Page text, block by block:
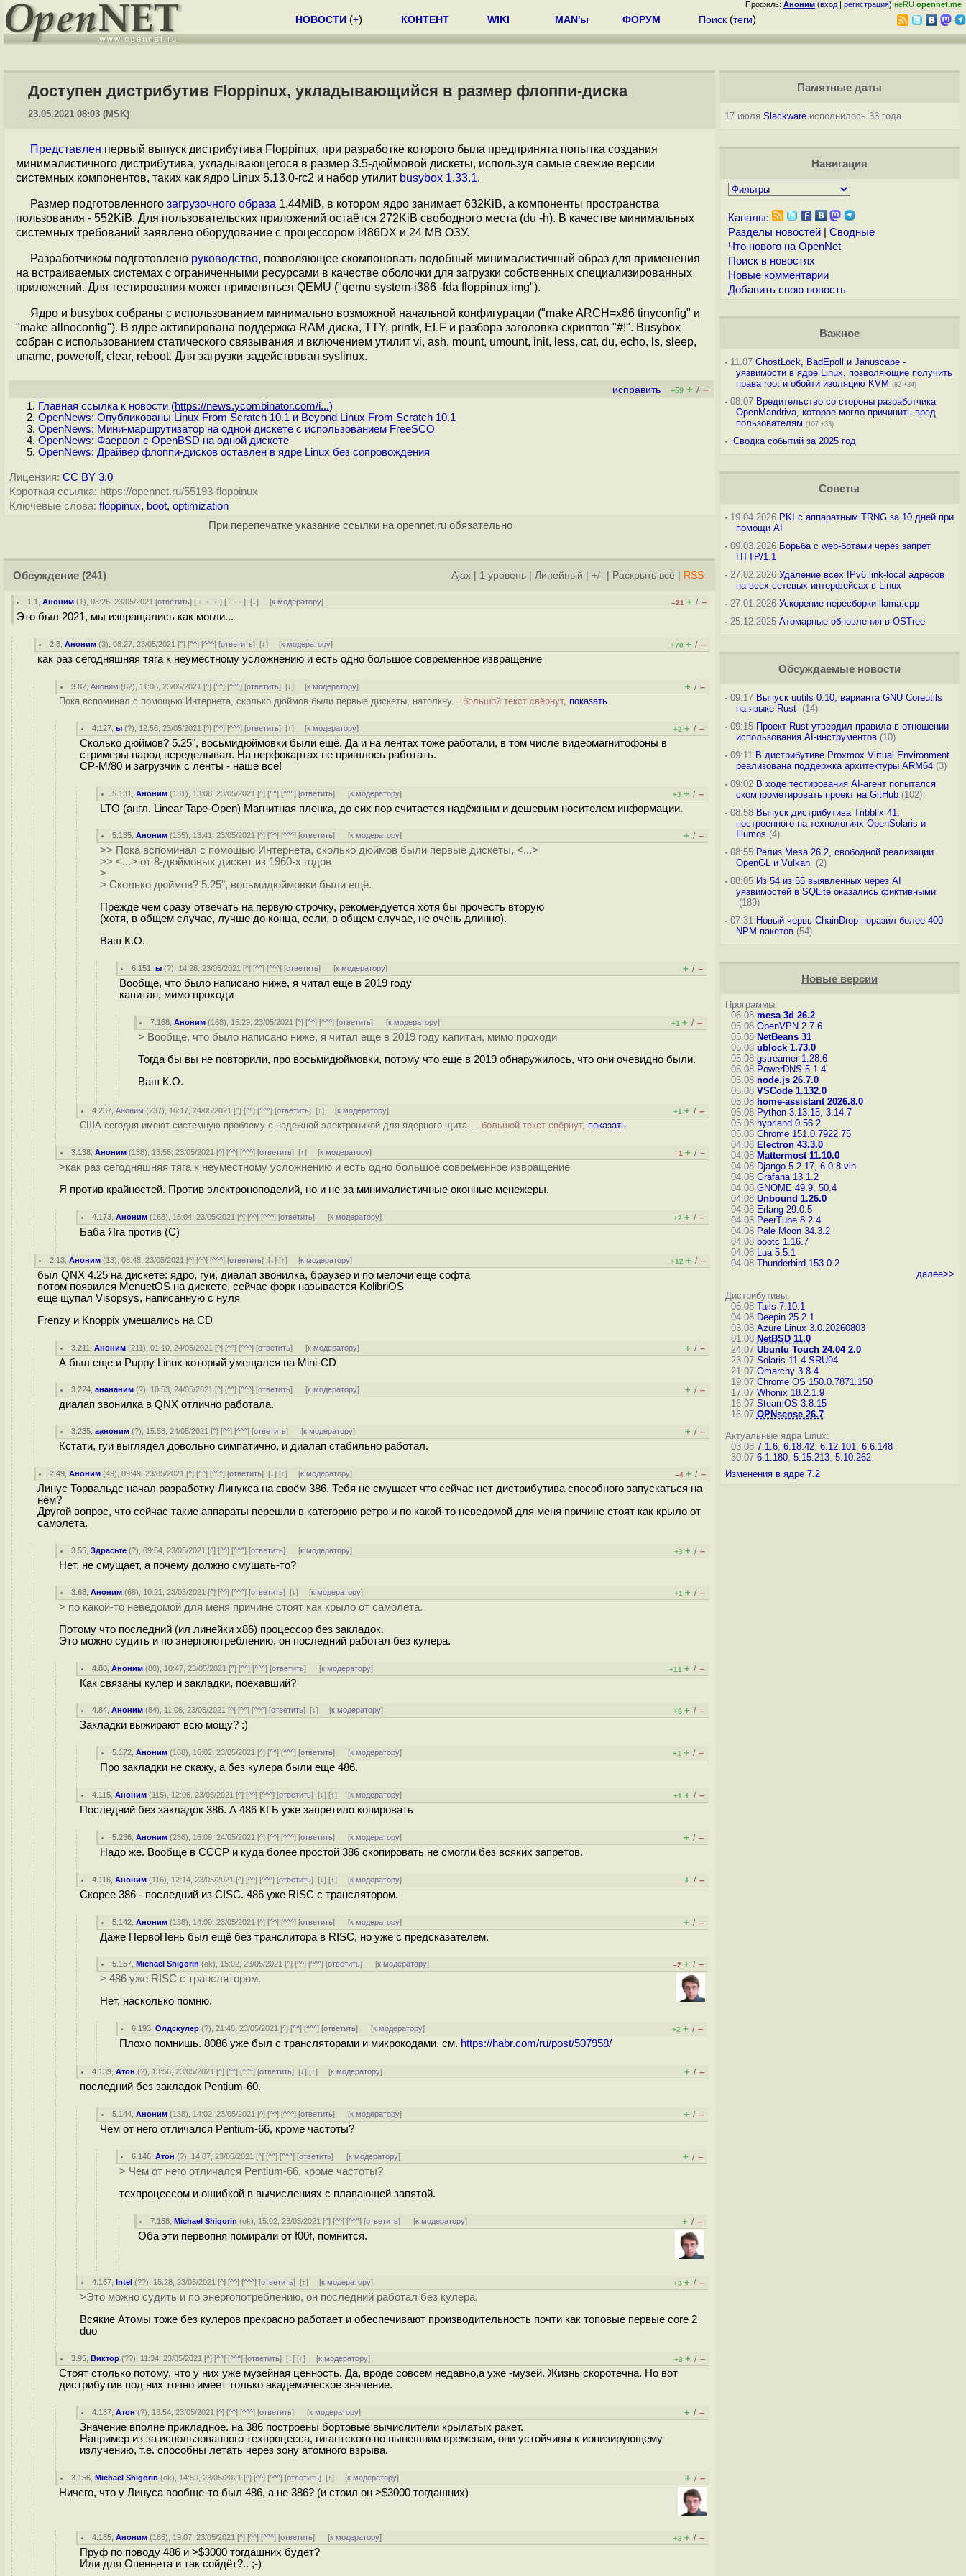
Профиль: Аноним (вход | регистрация) неRU opennet.me
НОВОСТИ (+) КОНТЕНТ WIKI MAN'ы ФОРУМ Поиск (теги)
Доступен дистрибутив Floppinux, укладывающийся в размер флоппи-диска
23.05.2021 08:03 (MSK)
Представлен первый выпуск дистрибутива Floppinux, при разработке которого была предпринята попытка создания
минималистичного дистрибутива, укладывающегося в размер 3.5-дюймовой дискеты, используя самые свежие версии
системных компонентов, таких как ядро Linux 5.13.0-rc2 и набор утилит busybox 1.33.1.
Размер подготовленного загрузочного образа 1.44MiB, в котором ядро занимает 632KiB, а компоненты пространства
пользования - 552KiB. Для пользовательских приложений остаётся 272KiB свободного места (du -h). В качестве минимальных
системных требований заявлено оборудование с процессором i486DX и 24 MB ОЗУ.
Разработчиком подготовлено руководство, позволяющее скомпоновать подобный минималистичный образ для применения
на встраиваемых системах с ограниченными ресурсами в качестве оболочки для загрузки собственных специализированных
приложений. Для тестирования может применяться QEMU ("qemu-system-i386 -fda floppinux.img").
Ядро и busybox собраны с использованием минимально возможной начальной конфигурации ("make ARCH=x86 tinyconfig" и
"make allnoconfig"). В ядре активирована поддержка RAM-диска, TTY, printk, ELF и разбора заголовка скриптов "#!". Busybox
собран с использованием статического связывания и включением утилит vi, ash, mount, umount, init, less, cat, du, echo, ls, sleep,
uname, poweroff, clear, reboot. Для загрузки задействован syslinux.
исправить +59 + / –
Главная ссылка к новости (https://news.ycombinator.com/i...)
OpenNews: Опубликованы Linux From Scratch 10.1 и Beyond Linux From Scratch 10.1
OpenNews: Мини-маршрутизатор на одной дискете с использованием FreeSCO
OpenNews: Фаервол с OpenBSD на одной дискете
OpenNews: Драйвер флоппи-дисков оставлен в ядре Linux без сопровождения
Лицензия: CC BY 3.0
Короткая ссылка: https://opennet.ru/55193-floppinux
Ключевые слова: floppinux, boot, optimization
При перепечатке указание ссылки на opennet.ru обязательно
Обсуждение (241) Ajax 1 уровень Линейный +/- Раскрыть всё RSS
1.1 ,Аноним (1), 08:26, 23/05/2021 [ответить] [ ﹢﹢﹢] [ · · ·][↓] [к модератору] –21 + / –
Это был 2021, мы извращались как могли...
2.3 ,Аноним (3), 08:27, 23/05/2021 [^] [^^] [^^^] [ответить][↓] [к модератору] +70 + / –
как раз сегодняшняя тяга к неуместному усложнению и есть одно большое современное извращение
3.82 ,Аноним (82), 11:06, 23/05/2021 [^] [^^] [^^^] [ответить][↓] [к модератору] + / –
Пока вспоминал с помощью Интернета, сколько дюймов были первые дискеты, натолкну... большой текст свёрнут, показать
4.127 ,ы (?), 12:56, 23/05/2021 [^] [^^] [^^^] [ответить][↓] [к модератору] +2 + / –
Сколько дюймов? 5.25", восьмидюймовки были ещё. Да и на лентах тоже работали, в том числе видеомагнитофоны в
стримеры народ переделывал. На перфокартах не пришлось работать.
CP-M/80 и загрузчик с ленты - наше всё!
5.131 ,Аноним (131), 13:08, 23/05/2021 [^] [^^] [^^^] [ответить] [к модератору] +3 + / –
LTO (англ. Linear Tape-Open) Магнитная пленка, до сих пор считается надёжным и дешевым носителем информации.
5.135 ,Аноним (135), 13:41, 23/05/2021 [^] [^^] [^^^] [ответить] [к модератору] + / –
>> Пока вспоминал с помощью Интернета, сколько дюймов были первые дискеты, <...>
>> <...> от 8-дюймовых дискет из 1960-х годов
>
> Сколько дюймов? 5.25", восьмидюймовки были ещё.
Прежде чем сразу отвечать на первую строчку, рекомендуется хотя бы прочесть вторую
(хотя, в общем случае, лучше до конца, если, в общем случае, не очень длинно).
Ваш К.О.
6.151 ,ы (?), 14:28, 23/05/2021 [^] [^^] [^^^] [ответить] [к модератору] + / –
Вообще, что было написано ниже, я читал еще в 2019 году
капитан, мимо проходи
7.168 ,Аноним (168), 15:29, 23/05/2021 [^] [^^] [^^^] [ответить] [к модератору] +1 + / –
> Вообще, что было написано ниже, я читал еще в 2019 году капитан, мимо проходи
Тогда бы вы не повторили, про восьмидюймовки, потому что еще в 2019 обнаружилось, что они очевидно были.
Ваш К.О.
4.237 ,Аноним (237), 16:17, 24/05/2021 [^] [^^] [^^^] [ответить][↑] [к модератору] +1 + / –
США сегодня имеют системную проблему с надежной электроникой для ядерного щита ... большой текст свёрнут, показать
3.138 ,Аноним (138), 13:56, 23/05/2021 [^] [^^] [^^^] [ответить][↑] [к модератору] –1 + / –
>как раз сегодняшняя тяга к неуместному усложнению и есть одно большое современное извращение
Я против крайностей. Против электроноподелий, но и не за минималистичные оконные менежеры.
4.173 ,Аноним (168), 16:04, 23/05/2021 [^] [^^] [^^^] [ответить] [к модератору] +2 + / –
Баба Яга против (С)
2.13 ,Аноним (13), 08:48, 23/05/2021 [^] [^^] [^^^] [ответить][↓] [↑] [к модератору] +12 + / –
был QNX 4.25 на дискете: ядро, гуи, диалап звонилка, браузер и по мелочи еще софта
потом появился MenuetOS на дискете, сейчас форк называется KolibriOS
еще щупал Visopsys, написанную с нуля
Frenzy и Knoppix умещались на CD
3.211 ,Аноним (211), 01:10, 24/05/2021 [^] [^^] [^^^] [ответить] [к модератору] + / –
А был еще и Puppy Linux который умещался на Mini-CD
3.224 ,анананим (?), 10:53, 24/05/2021 [^] [^^] [^^^] [ответить] [к модератору] + / –
диалап звонилка в QNX отлично работала.
3.235 ,ааноним (?), 15:58, 24/05/2021 [^] [^^] [^^^] [ответить] [к модератору] + / –
Кстати, гуи выглядел довольно симпатично, и диалап стабильно работал.
2.49 ,Аноним (49), 09:49, 23/05/2021 [^] [^^] [^^^] [ответить][↓] [↑] [к модератору] –4 + / –
Линус Торвальдс начал разработку Линукса на своём 386. Тебя не смущает что сейчас нет дистрибутива способного запускаться на
нём?
Другой вопрос, что сейчас такие аппараты перешли в категорию ретро и по какой-то неведомой для меня причине стоят как крыло от
самолета.
3.55 ,Здрасьте (?), 09:54, 23/05/2021 [^] [^^] [^^^] [ответить] [к модератору] +3 + / –
Нет, не смущает, а почему должно смущать-то?
3.68 ,Аноним (68), 10:21, 23/05/2021 [^] [^^] [^^^] [ответить][↓] [к модератору] +1 + / –
> по какой-то неведомой для меня причине стоят как крыло от самолета.
Потому что последний (ил линейки x86) процессор без закладок.
Это можно судить и по энергопотреблению, он последний работал без кулера.
4.80 ,Аноним (80), 10:47, 23/05/2021 [^] [^^] [^^^] [ответить] [к модератору] +11 + / –
Как связаны кулер и закладки, поехавший?
4.84 ,Аноним (84), 11:06, 23/05/2021 [^] [^^] [^^^] [ответить][↓] [к модератору] +6 + / –
Закладки выжирают всю мощу? :)
5.172 ,Аноним (168), 16:02, 23/05/2021 [^] [^^] [^^^] [ответить] [к модератору] +1 + / –
Про закладки не скажу, а без кулера были еще 486.
4.115 ,Аноним (115), 12:06, 23/05/2021 [^] [^^] [^^^] [ответить][↓] [↑] [к модератору] +1 + / –
Последний без закладок 386. А 486 КГБ уже запретило копировать
5.236 ,Аноним (236), 16:09, 24/05/2021 [^] [^^] [^^^] [ответить] [к модератору] + / –
Надо же. Вообще в СССР и куда более простой 386 скопировать не смогли без всяких запретов.
4.116 ,Аноним (116), 12:14, 23/05/2021 [^] [^^] [^^^] [ответить][↓] [↑] [к модератору] + / –
Скорее 386 - последний из CISC. 486 уже RISC с транслятором.
5.142 ,Аноним (138), 14:00, 23/05/2021 [^] [^^] [^^^] [ответить] [к модератору] + / –
Даже ПервоПень был ещё без транслитора в RISC, но уже с предсказателем.
5.157 ,Michael Shigorin (ok), 15:02, 23/05/2021 [^] [^^] [^^^] [ответить] [к модератору] –2 + / –
> 486 уже RISC с транслятором.
Нет, насколько помню.
6.193 ,Олдскулер (?), 21:48, 23/05/2021 [^] [^^] [^^^] [ответить] [к модератору] +2 + / –
Плохо помнишь. 8086 уже был с трансляторами и микрокодами. см. https://habr.com/ru/post/507958/
4.139 ,Атон (?), 13:56, 23/05/2021 [^] [^^] [^^^] [ответить][↓] [↑] [к модератору] + / –
последний без закладок Pentium-60.
5.144 ,Аноним (138), 14:02, 23/05/2021 [^] [^^] [^^^] [ответить] [к модератору] + / –
Чем от него отличался Pentium-66, кроме частоты?
6.146 ,Атон (?), 14:07, 23/05/2021 [^] [^^] [^^^] [ответить] [к модератору] + / –
> Чем от него отличался Pentium-66, кроме частоты?
техпроцессом и ошибкой в вычислениях с плавающей запятой.
7.158 ,Michael Shigorin (ok), 15:02, 23/05/2021 [^] [^^] [^^^] [ответить] [к модератору] + / –
Оба эти первопня помирали от f00f, помнится.
4.167 ,Intel (??), 15:28, 23/05/2021 [^] [^^] [^^^] [ответить][↑] [к модератору] +3 + / –
>Это можно судить и по энергопотреблению, он последний работал без кулера.
Всякие Атомы тоже без кулеров прекрасно работает и обеспечивают производительность почти как топовые первые core 2
duo
3.95 ,Виктор (??), 11:34, 23/05/2021 [^] [^^] [^^^] [ответить][↓] [↑] [к модератору] +3 + / –
Стоят столько потому, что у них уже музейная ценность. Да, вроде совсем недавно,а уже -музей. Жизнь скоротечна. Но вот
дистрибутив под них точно имеет только академическое значение.
4.137 ,Атон (?), 13:54, 23/05/2021 [^] [^^] [^^^] [ответить] [к модератору] + / –
Значение вполне прикладное. на 386 построены бортовые вычислители крылатых ракет.
Например из за использованного техпроцесса, гигантского по нынешним временам, они устойчивы к ионизирующему
излучению, т.е. способны летать через зону атомного взрыва.
3.156 ,Michael Shigorin (ok), 14:59, 23/05/2021 [^] [^^] [^^^] [ответить][↑] [к модератору] + / –
Ничего, что у Линуса вообще-то был 486, а не 386? (и стоил он >$3000 тогдашних)
4.185 ,Аноним (185), 19:07, 23/05/2021 [^] [^^] [^^^] [ответить] [к модератору] +2 + / –
Пруф по поводу 486 и >$3000 тогдашних будет?
Или для Опеннета и так сойдёт?.. ;-)
Памятные даты
17 июля Slackwareисполнилось 33 года
Навигация
Каналы:
Разделы новостей| Сводные
Что нового на OpenNet
Поиск в новостях
Новые комментарии
Добавить свою новость
Важное
-11.07 GhostLock, BadEpoll и Januscape -
уязвимости в ядре Linux, позволяющие получить
права root и обойти изоляцию KVM (82 +34)
-08.07 Вредительство со стороны разработчика
OpenMandriva, которое могло причинить вред
пользователям (107 +33)
- Сводка событий за 2025 год
Советы
-19.04.2026 PKI с аппаратным TRNG за 10 дней при
помощи AI
-09.03.2026 Борьба с web-ботами через запрет
HTTP/1.1
-27.02.2026 Удаление всех IPv6 link-local адресов
на всех сетевых интерфейсах в Linux
-27.01.2026 Ускорение пересборки llama.cpp
-25.12.2025 Атомарные обновления в OSTree
Обсуждаемые новости
-09:17 Выпуск uutils 0.10, варианта GNU Coreutils
на языке Rust (14)
-09:15 Проект Rust утвердил правила в отношении
использования AI-инструментов(10)
-09:11 В дистрибутиве Proxmox Virtual Environment
реализована поддержка архитектуры ARM64(3)
-09:02 В ходе тестирования AI-агент попытался
скомпрометировать проект на GitHub(102)
-08:58 Выпуск дистрибутива Tribblix 41,
построенного на технологиях OpenSolaris и
Illumos (4)
-08:55 Релиз Mesa 26.2, свободной реализации
OpenGL и Vulkan (2)
-08:05 Из 54 из 55 выявленных через AI
уязвимостей в SQLite оказались фиктивными
(189)
-07:31 Новый червь ChainDrop поразил более 400
NPM-пакетов(54)
Новые версии
Программы:
06.08 mesa 3d 26.2
05.08 OpenVPN 2.7.6
05.08 NetBeans 31
05.08 ublock 1.73.0
05.08 gstreamer 1.28.6
05.08 PowerDNS 5.1.4
05.08 node.js 26.7.0
05.08 VSCode 1.132.0
05.08 home-assistant 2026.8.0
05.08 Python 3.13.15, 3.14.7
05.08 hyprland 0.56.2
05.08 Chrome 151.0.7922.75
04.08 Electron 43.3.0
04.08 Mattermost 11.10.0
04.08 Django 5.2.17, 6.0.8 vln
04.08 Grafana 13.1.2
04.08 GNOME 49.9, 50.4
04.08 Unbound 1.26.0
04.08 Erlang 29.0.5
04.08 PeerTube 8.2.4
04.08 Pale Moon 34.3.2
04.08 bootc 1.16.7
04.08 Lua 5.5.1
04.08 Thunderbird 153.0.2
далее>>
Дистрибутивы:
05.08 Tails 7.10.1
04.08 Deepin 25.2.1
03.08 Azure Linux 3.0.20260803
01.08 NetBSD 11.0
24.07 Ubuntu Touch 24.04 2.0
23.07 Solaris 11.4 SRU94
21.07 Omarchy 3.8.4
19.07 Chrome OS 150.0.7871.150
17.07 Whonix 18.2.1.9
16.07 SteamOS 3.8.15
16.07 OPNsense 26.7
Актуальные ядра Linux:
03.08 7.1.6, 6.18.42, 6.12.101, 6.6.148
30.07 6.1.180, 5.15.213, 5.10.262
Изменения в ядре 7.2